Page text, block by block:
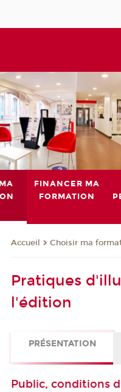
FINANCER MA
FORMATION
Accueil Choisir ma
Pratiques
l'édition
PRÉSENTATION
Public, conditions